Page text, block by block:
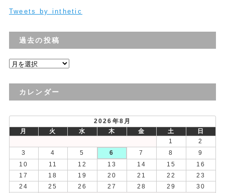
Tweets by inthetic
過去の投稿
過
の
カレンダー
2026年8月
月
火 水 木 金 土
日
1
2
3
4 5 6 7 8
9
10
11 12 13 14 15
16
17
18 19 20 21 22
23
24
25 26 27 28 29
30